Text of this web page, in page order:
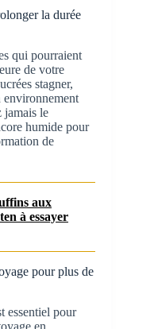
la durée
qui pourraient
de votre
stagner,
environnement
jamais le
humide pour
de
aux
à essayer
pour plus de
essentiel pour
en